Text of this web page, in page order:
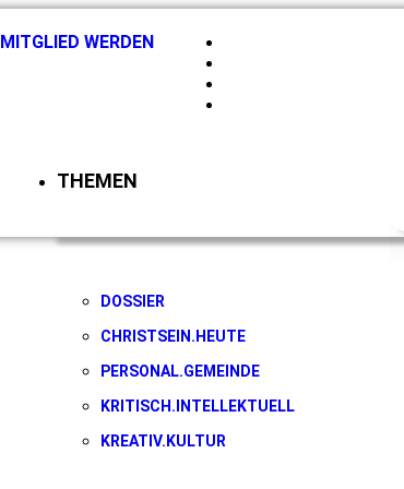
MITGLIED WERDEN
THEMEN
DOSSIER
CHRISTSEIN.HEUTE
PERSONAL.GEMEINDE
KRITISCH.INTELLEKTUELL
KREATIV.KULTUR